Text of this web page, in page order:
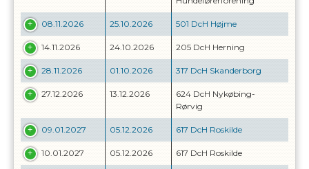
08.11.2026 25.10.2026 501 DcH Højme
14.11.2026 24.10.2026 205 DcH Herning
28.11.2026 01.10.2026 317 DcH Skanderborg
27.12.2026 13.12.2026
624 DcH Nykøbing-
Rørvig
09.01.2027 05.12.2026 617 DcH Roskilde
10.01.2027 05.12.2026 617 DcH Roskilde